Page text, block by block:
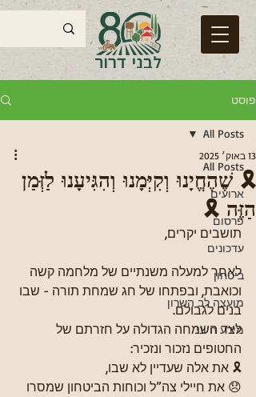
פוסט
All Posts
ארועים
פרסום
עדכונים
ביטחון
מועצה לב השרון
מידע חיוני
All Posts
🎗 שֶׁהֶחֱיָנוּ וְקִיְּמָנוּ וְהִגִּיעָנוּ לַזְּמַן
הַזֶּה 🎗
13 באוק׳ 2025
תושבים יקרים,
לאחר למעלה משנתיים של מלחמה קשה
וכואבת, ובפתחו של חג שמחת תורה - שבו
בנים לגבולם.
לצד השמחה הגדולה על חזרתם של
החטופים נזכור ונזכיר:
🎗 את אלה שעדיין לא שבו,
😞 את חיילי צה”ל וכוחות הביטחון שמסרו